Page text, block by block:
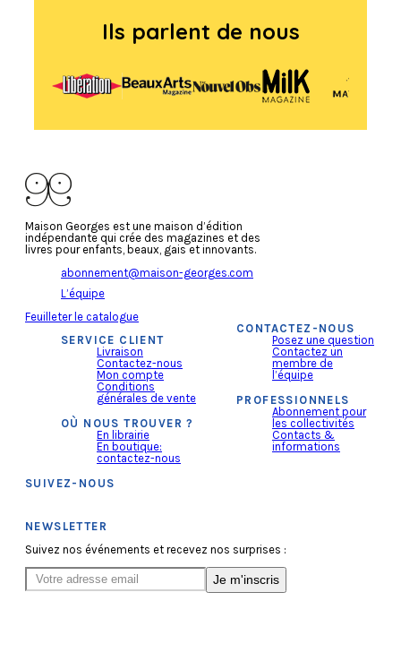
Ils parlent de nous
Maison Georges est une maison d’édition
indépendante qui crée des magazines et des
livres pour enfants, beaux, gais et innovants.
abonnement@maison-georges.com
L’équipe
Feuilleter le catalogue
SERVICE CLIENT
Livraison
Contactez-nous
Mon compte
Conditions
générales de vente
OÙ NOUS TROUVER ?
En librairie
En boutique:
contactez-nous
CONTACTEZ-NOUS
Posez une question
Contactez un
membre de
l’équipe
PROFESSIONNELS
Abonnement pour
les collectivités
Contacts &
informations
SUIVEZ-NOUS
NEWSLETTER
Suivez nos événements et recevez nos surprises :
Je m'inscris